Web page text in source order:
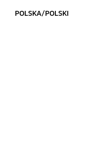
POLSKA/POLSKI